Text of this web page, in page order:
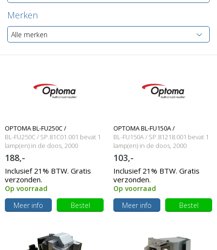
Merken
Alle merken
OPTOMA BL-FU250C /
SP.81C01.001 Merk lamp met
behuizing
BL-FU250C / SP.81C01.001 bevat 1
lamp(en) in de doos, 2000
branduren en 250 Watt
188,-
Inclusief 21% BTW. Gratis
verzonden.
Op voorraad
Meer info
Bestel
OPTOMA BL-FU150A /
SP.81218.001 Merk lamp met
behuizing
BL-FU150A / SP.81218.001 bevat 1
lamp(en) in de doos, 2000
branduren en 150 Watt
103,-
Inclusief 21% BTW. Gratis
verzonden.
Op voorraad
Meer info
Bestel